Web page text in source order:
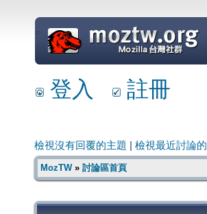
=
登入 註冊
檢視沒有回覆的主題 檢視最近討論
MozTW» 討論區首頁